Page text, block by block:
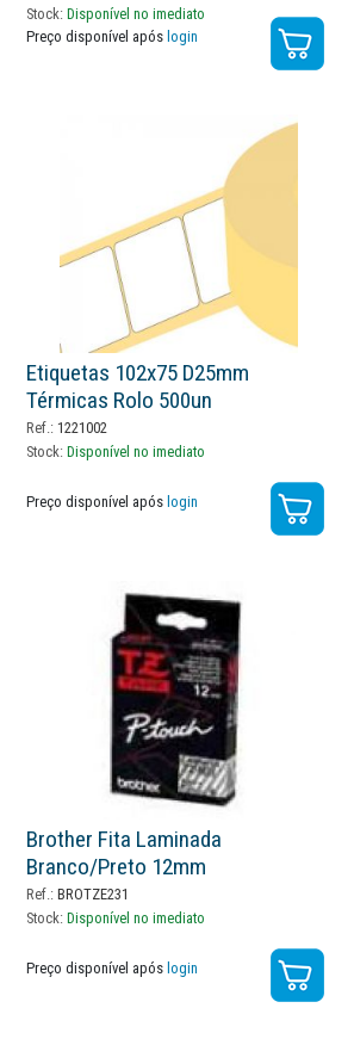
Stock: Disponível no imediato
Preço disponível após login
Etiquetas 102x75 D25mm
Térmicas Rolo 500un
Ref.:1221002
Stock: Disponível no imediato
Preço disponível após login
Brother Fita Laminada
Branco/preto 12mm
Ref.:BROTZE231
Stock: Disponível no imediato
Preço disponível após login